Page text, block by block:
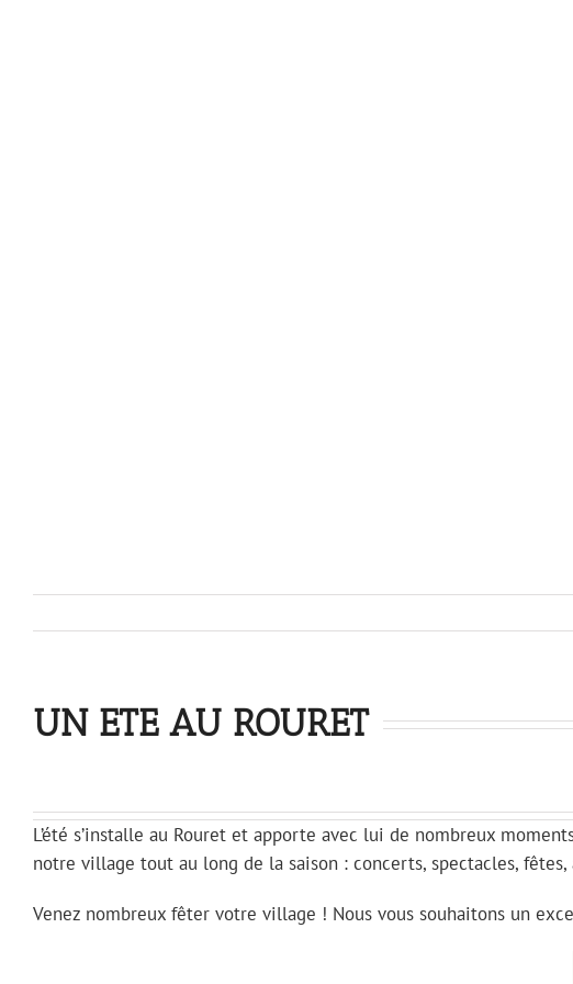
UN ETE AU ROURET
L’été s’installe au Rouret et apporte avec lui de nombreux
notre village tout au long de la saison : concerts, spectacles,
Venez nombreux fêter votre village ! Nous vous souhaitons un